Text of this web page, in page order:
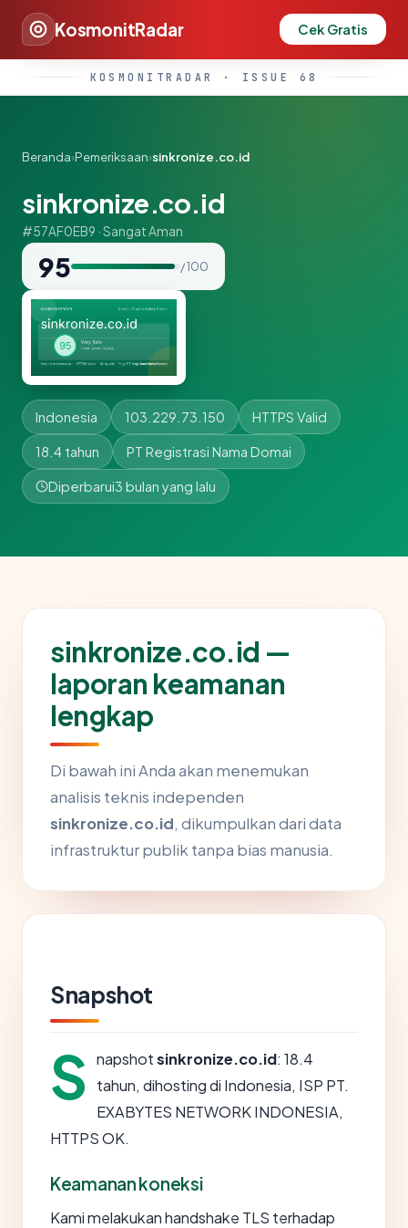
KosmonitRadar Cek Gratis
KOSMONITRADAR · ISSUE 68
Beranda›Pemeriksaan›sinkronize.co.id
sinkronize.co.id
#57AF0EB9 · Sangat Aman
95 / 100
Indonesia 103.229.73.150 HTTPS Valid
18.4 tahun PT Registrasi Nama Domai
Diperbarui3 bulan yang lalu
sinkronize.co.id —
laporan keamanan
lengkap
Di bawah ini Anda akan menemukan
analisis teknis independen
sinkronize.co.id, dikumpulkan dari data
infrastruktur publik tanpa bias manusia.
Snapshot
S napshotsinkronize.co.id: 18.4
tahun, dihosting di Indonesia, ISP PT.
EXABYTES NETWORK INDONESIA,
HTTPS OK.
Keamanan koneksi
Kami melakukan handshake TLS terhadap